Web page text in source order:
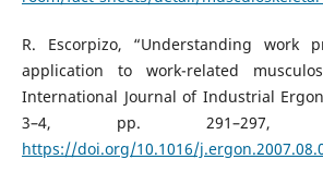
R. Escorpizo, “Understanding work
application to work-related
International Journal of Industrial
3–4, pp. 291–297,
https://doi.org/10.1016/